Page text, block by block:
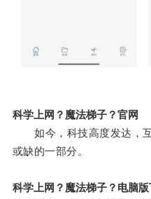
科学上网？魔法梯子？官网
如今，科技高度发达，互
或缺的一部分。
科学上网？魔法梯子？电脑